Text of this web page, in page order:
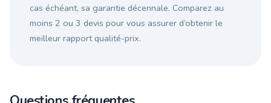
cas échéant, sa garantie décennale. Comparez au
moins 2 ou 3 devis pour vous assurer d’obtenir le
meilleur rapport qualité-prix.